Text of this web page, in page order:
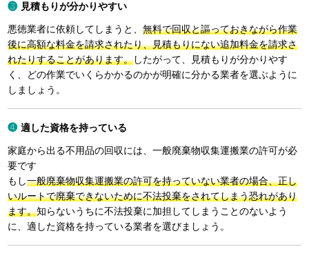
見積もりが分かりやすい
悪徳業者に依頼してしまうと、無料で回収と謳っておきながら作業
後に高額な料金を請求されたり、見積もりにない追加料金を請求さ
れたりすることがあります。したがって、見積もりが分かりやす
く、どの作業でいくらかかるのかが明確に分かる業者を選ぶように
しましょう。
適した資格を持っている
家庭から出る不用品の回収には、一般廃棄物収集運搬業の許可が必
要です
もし一般廃棄物収集運搬業の許可を持っていない業者の場合、正し
いルートで廃棄できないために不法投棄をされてしまう恐れがあり
ます。知らないうちに不法投棄に加担してしまうことのないよう
に、適した資格を持っている業者を選びましょう。